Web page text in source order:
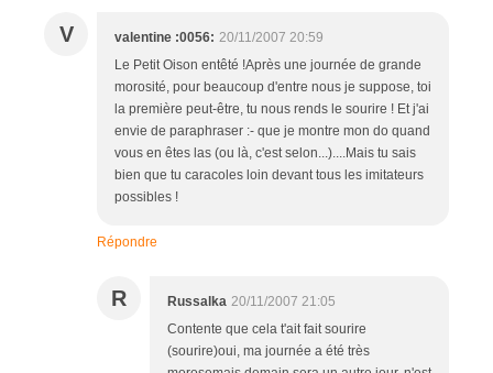
V valentine :0056: 20/11/2007 20:59
Le Petit Oison entêté !Après une journée de grande
morosité, pour beaucoup d'entre nous je suppose, toi
la première peut-être, tu nous rends le sourire ! Et j'ai
envie de paraphraser :- que je montre mon do quand
vous en êtes las (ou là, c'est selon...)....Mais tu sais
bien que tu caracoles loin devant tous les imitateurs
possibles !
Répondre
R Russalka 20/11/2007 21:05
Contente que cela t'ait fait sourire
(sourire)oui, ma journée a été très